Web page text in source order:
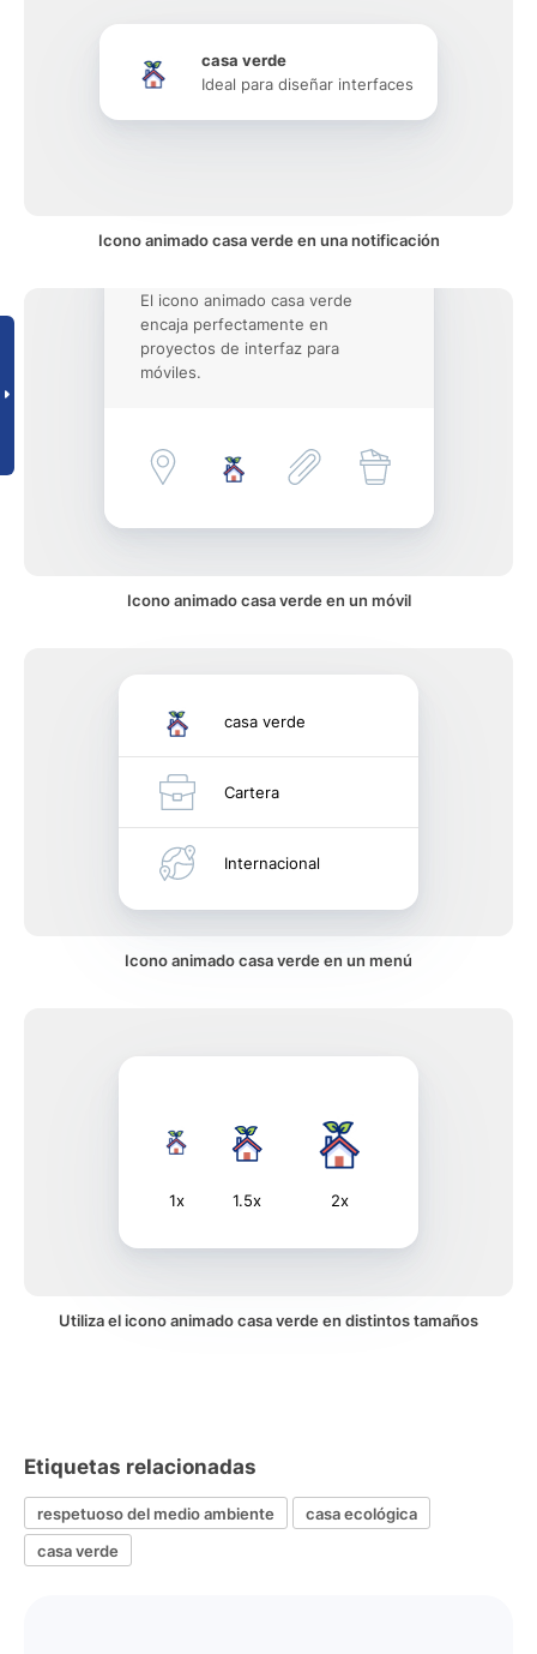
casa verde
Ideal para diseñar interfaces
Icono animado casa verde en una notificación
El icono animado casa verde
encaja perfectamente en
proyectos de interfaz para
móviles.
Icono animado casa verde en un móvil
casa verde
Cartera
Internacional
Icono animado casa verde en un menú
1x 1.5x 2x
Utiliza el icono animado casa verde en distintos tamaños
Etiquetas relacionadas
respetuoso del medio ambiente
casa ecológica
casa verde